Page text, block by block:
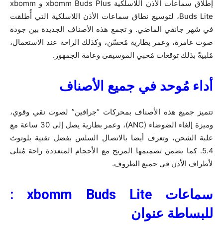
إطلاق سماعات الأذن اللاسلكية xbomm Buds Plus و xbomm
Buds Lite، لتوسيع نطاق سماعات الأذن اللاسلكية التي أُطلقت
في شهر جانفي الماضي. و تجمع هذه الأصناف الجديدة بين جودة
صوت غامرة، وعمر بطارية مُحسّن، وكذلك الراحة عند الاستعمال،
مُلبيةً بذلك توقعات مُحبي الموسيقى وعامة الجمهور.
أداء مُوحد في جميع الأصناف
تتميز جميع هذه الأصناف بمحركات “جرافين” لصوت نقي وقوي،
وميزة إلغاء الضوضاء (ANC)، وعمر بطارية يصل إلى 30 ساعة مع
علبة الشحن، وتعرف أيضا بالاتصال السلس بفضل تقنية بلوتوث
5.4. كما يضمن تصميمها المريح مع الأحجام المتعددة راحة مُثلى
لأطراف الأذن في جميع الظروف.
سماعاتxbomm Buds Lite
:
للبساطة عنوان